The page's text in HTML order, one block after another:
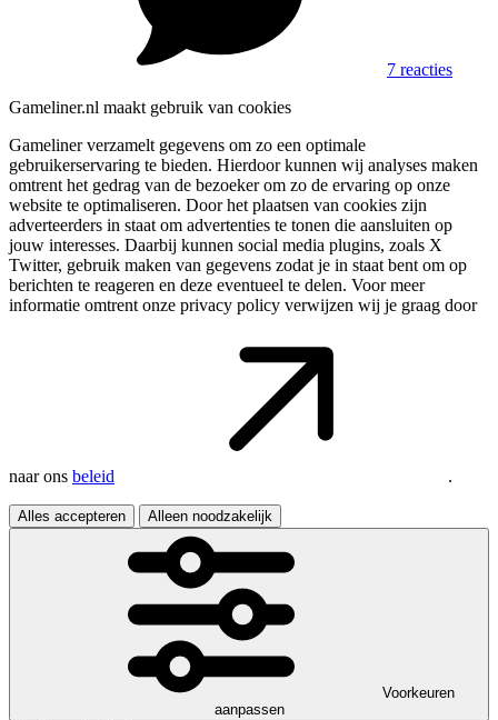
7 reacties
Gameliner.nl maakt gebruik van cookies
Gameliner verzamelt gegevens om zo een optimale
gebruikerservaring te bieden. Hierdoor kunnen wij analyses maken
omtrent het gedrag van de bezoeker om zo de ervaring op onze
website te optimaliseren. Door het plaatsen van cookies zijn
adverteerders in staat om advertenties te tonen die aansluiten op
jouw interesses. Daarbij kunnen social media plugins, zoals X
Twitter, gebruik maken van gegevens zodat je in staat bent om op
berichten te reageren en deze eventueel te delen. Voor meer
informatie omtrent onze privacy policy verwijzen wij je graag door
naar ons beleid .
Alles accepteren Alleen noodzakelijk
Voorkeuren
aanpassen